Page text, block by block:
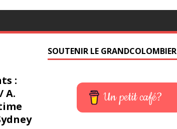
:
A.
SOUTENIR LE GRANDCOLOMBIER
Un petit café?